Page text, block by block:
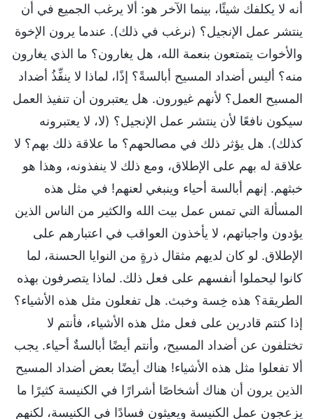
أنه لا يكلفك شيئًا، بينما الآخر هو: ألا يرغب الجميع في أن
ينتشر عمل الإنجيل؟ (نرغب في ذلك). عندما يرون الإخوة
والأخوات يتمتعون بنعمة الله، هل يغارون؟ ما الذي يغارون
منه؟ أليس أضداد المسيح أبالسةً؟ إذًا، لماذا لا ينفِّذُ أضداد
المسيح العمل؟ لأنهم غيورون. هل يعتبرون أن تنفيذ العمل
سيكون نافعًا لأن ينتشر عمل الإنجيل؟ (لا، لا يعتبرونه
كذلك). هل يؤثر ذلك في مصالحهم؟ ما علاقة ذلك بهم؟ لا
علاقة له بهم على الإطلاق، ومع ذلك لا ينفذونه، وهذا هو
خبثهم. إنهم أبالسة أحياء وينبغي لعنهم! في مثل هذه
المسألة التي تمس عمل بيت الله والكثير من الناس الذين
يؤدون واجباتهم، لا يأخذون العواقب في اعتبارهم على
الإطلاق. لو كان لديهم مثقال ذرةٍ من النوايا الحسنة، لما
كانوا ليحملوا أنفسهم على فعل ذلك. لماذا يتصرفون بهذه
الطريقة؟ هذه خِسة وخبث. هل تفعلون مثل هذه الأشياء؟
إذا كنتم قادرين على فعل مثل هذه الأشياء، فأنتم لا
تختلفون عن أضداد المسيح، وأنتم أيضًا أبالسةٌ أحياء. يجب
ألا تفعلوا مثل هذه الأشياء! هناك أيضًا بعض أضداد المسيح
الذين يرون أن هناك أشخاصًا أشرارًا في الكنيسة كثيرًا ما
يزعجون عمل الكنيسة ويعيثون فسادًا في الكنيسة، لكنهم